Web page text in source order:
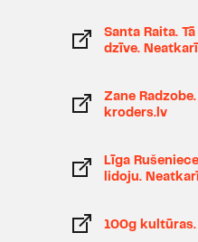
māsa", Ļoļečku
ceļojošie. II daļa
2016 - 2015./
labākā
2015/2016 -
aktrise" par
Santa Raita.
dzīve.
Zane
kroders.lv
Līga
lidoju.
100g kultūras.